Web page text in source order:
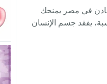
في مصر يمنحك
يفقد جسم الإنسان